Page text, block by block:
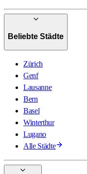
Beliebte Städte
Zürich
Genf
Lausanne
Bern
Basel
Winterthur
Lugano
Alle Städte